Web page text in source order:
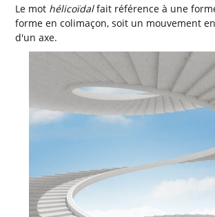
Le mot hélicoïdalfait référence à une
forme en colimaçon, soit un mouvement
d'un axe.